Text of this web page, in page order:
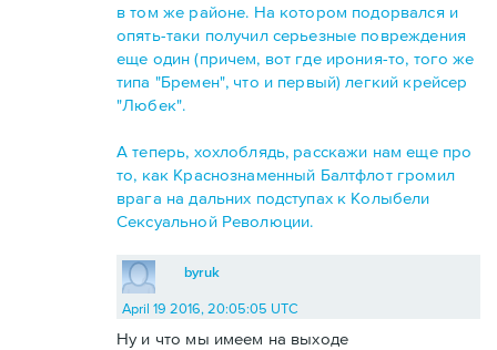
в том же районе. На котором подорвался и
опять-таки получил серьезные повреждения
еще один (причем, вот где ирония-то, того же
типа "Бремен", что и первый) легкий крейсер
"Любек".
А теперь, хохлоблядь, расскажи нам еще про
то, как Краснознаменный Балтфлот громил
врага на дальних подступах к Колыбели
Сексуальной Революции.
byruk
April 19 2016, 20:05:05 UTC
Ну и что мы имеем на выходе